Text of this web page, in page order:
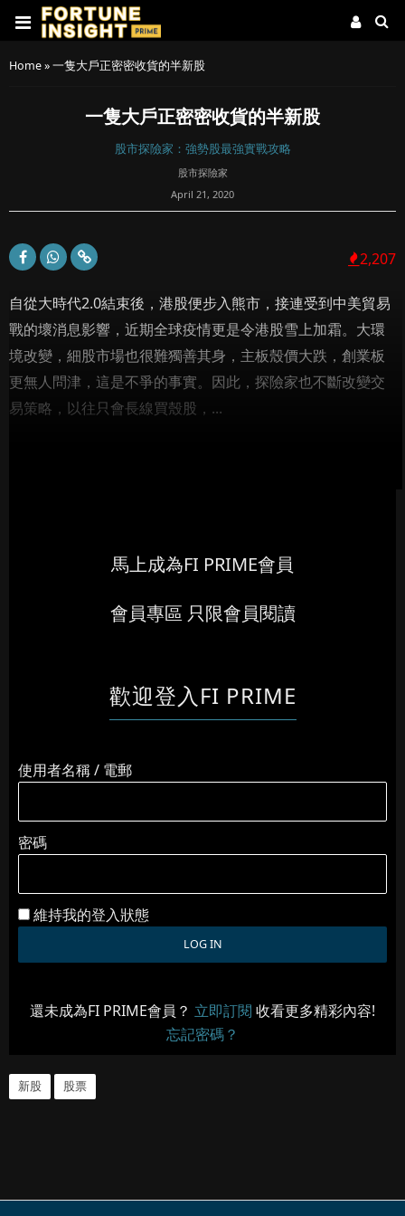
Home»一隻大戶正密密收貨的半新股
一隻大戶正密密收貨的半新股
股市探險家：強勢股最強實戰攻略
股市探險家
April 21, 2020
2,207
自從大時代2.0結束後，港股便步入熊市，接連受到中美貿易
戰的壞消息影響，近期全球疫情更是令港股雪上加霜。大環
境改變，細股市場也很難獨善其身，主板殼價大跌，創業板
更無人問津，這是不爭的事實。因此，探險家也不斷改變交
易策略，以往只會長線買殼股，...
馬上成為FI PRIME會員
會員專區 只限會員閱讀
歡迎登入FI PRIME
使用者名稱 / 電郵
密碼
維持我的登入狀態
還未成為FI PRIME會員？ 立即訂閱 收看更多精彩內容!
忘記密碼？
新股 股票